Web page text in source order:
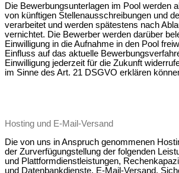
Die Bewerbungsunterlagen im Pool werden
von künftigen Stellenausschreibungen und
verarbeitet und werden spätestens nach
vernichtet. Die Bewerber werden darüber
Einwilligung in die Aufnahme in den Pool
Einfluss auf das aktuelle
Einwilligung jederzeit für die Zukunft
im Sinne des Art. 21 DSGVO erklären
Hosting und E-Mail-Versand
Die von uns in Anspruch genommenen
der Zurverfügungstellung der folgenden
und Plattformdienstleistungen,
und Datenbankdienste, E-Mail-Versand,